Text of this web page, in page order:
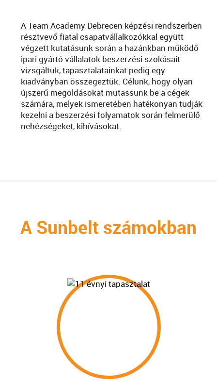
A Team Academy Debrecen képzési rendszerben
résztvevő fiatal csapatvállalkozókkal együtt
végzett kutatásunk során a hazánkban működő
ipari gyártó vállalatok beszerzési szokásait
vizsgáltuk, tapasztalatainkat pedig egy
kiadványban összegeztük. Célunk, hogy olyan
újszerű megoldásokat mutassunk be a cégek
számára, melyek ismeretében hatékonyan tudják
kezelni a beszerzési folyamatok során felmerülő
nehézségeket, kihívásokat.
A Sunbelt számokban